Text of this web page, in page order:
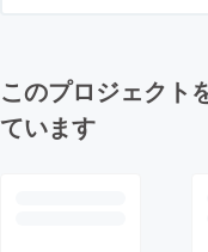
このプロジェクト
ています